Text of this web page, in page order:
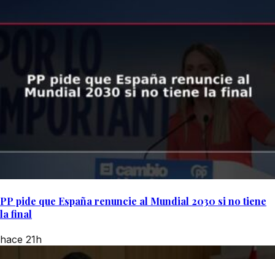
PP pide que España renuncie al Mundial 2030 si no tiene
la final
hace 21h